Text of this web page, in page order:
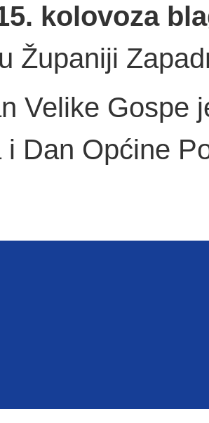
kolovoza
Županiji
Velike Gospe
i Dan Općine